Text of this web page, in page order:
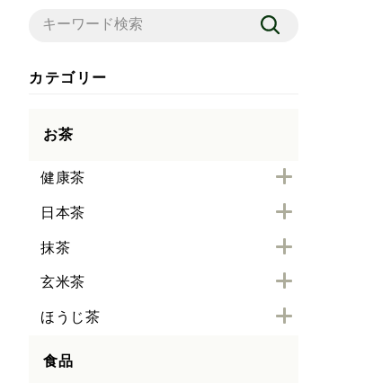
カテゴリー
お茶
健康茶
日本茶
抹茶
玄米茶
ほうじ茶
食品